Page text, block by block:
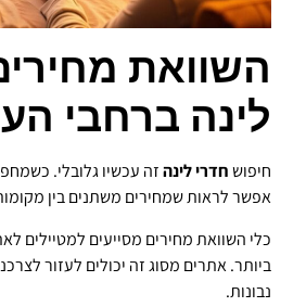
השוואת
לינה ברחבי
חיפושחדרי לינהזה עכשיו גלובלי.
אפשר לראות שמחירים משתנים בין
כלי השוואת מחירים מסייעים למטיילים
ביותר. אתרים מסוג זה יכולים לעזור
נבונות.